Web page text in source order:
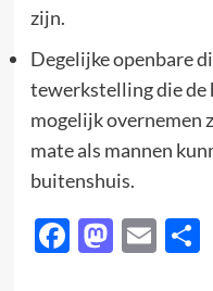
zijn.
Degelijke openbare
tewerkstelling die de
mogelijk overnemen
mate als mannen
buitenshuis.
Facebook